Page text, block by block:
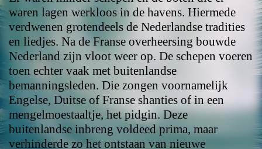
waren lagen werkloos in de havens. Hiermede
verdwenen grotendeels de Nederlandse tradities
en liedjes. Na de Franse overheersing bouwde
Nederland zijn vloot weer op. De schepen voeren
toen echter vaak met buitenlandse
bemanningsleden. Die zongen voornamelijk
Engelse, Duitse of Franse shanties of in een
mengelmoestaaltje, het pidgin. Deze
buitenlandse inbreng voldeed prima, maar
verhinderde zo het ontstaan van nieuwe